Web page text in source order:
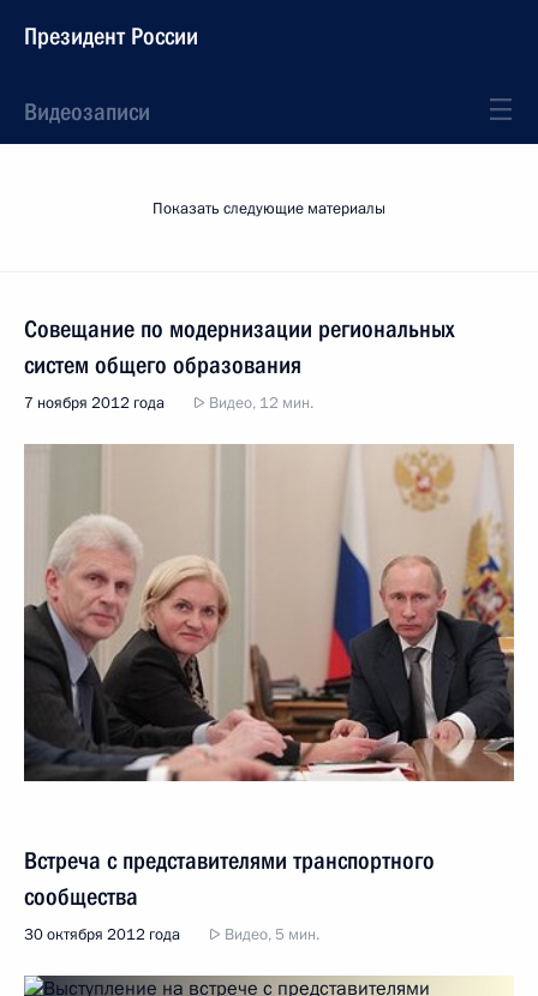
Президент России
Видеозаписи
Показать следующие материалы
Совещание по модернизации региональных
систем общего образования
7 ноября 2012 года Видео, 12 мин.
Встреча с представителями транспортного
сообщества
30 октября 2012 года Видео, 5 мин.